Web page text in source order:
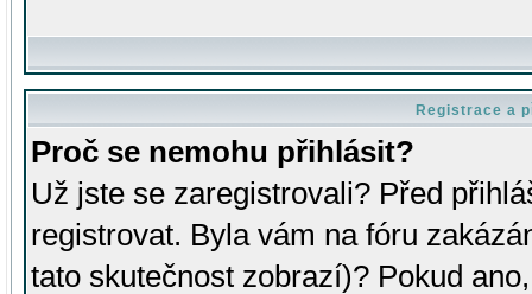
Registrace a
Proč se nemohu přihlásit?
Už jste se zaregistrovali? Před
registrovat. Byla vám na fóru
tato skutečnost zobrazí)? Pokud